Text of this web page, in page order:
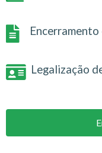
Legalização